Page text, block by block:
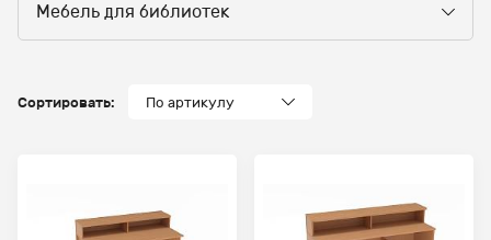
Мебель для библиотек
Сортировать: По артикулу